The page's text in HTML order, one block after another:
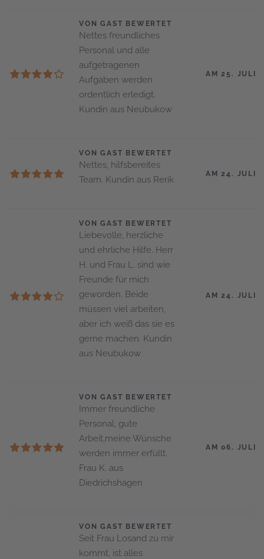
VON GAST BEWERTET
Nettes freundliches
Personal und alle
aufgetragenen
Aufgaben werden
ordentlich erledigt.
Kundin aus Neubukow
AM 25. JULI
VON GAST BEWERTET
Nettes, hilfsbereites
Team. Kundin aus Rerik
AM 24. JULI
VON GAST BEWERTET
Liebevolle, herzliche
und ehrliche Hilfe. Herr
H. und Frau L. sind wie
Freunde für mich
geworden. Beide
müssen viel arbeiten,
aber ich weiß das sie es
gerne machen. Kundin
aus Neubukow
AM 24. JULI
VON GAST BEWERTET
Immer freundliche
Personal, gute
Arbeit,meine Wünsche
werden immer erfüllt.
Frau K. aus
Diedrichshagen
AM 06. JULI
VON GAST BEWERTET
Seit Frau Losand zu mir
kommt, ist alles